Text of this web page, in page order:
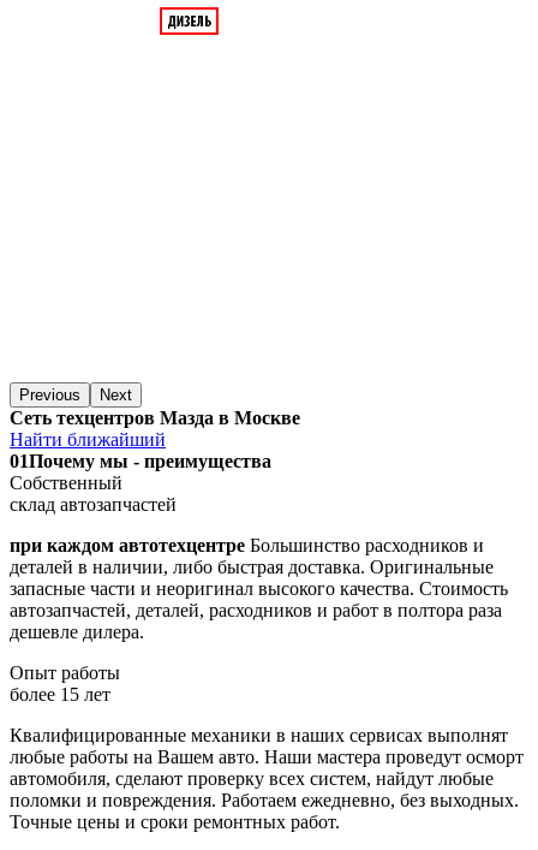
Previous Next
Сеть техцентров Мазда в Москве
Найти ближайший
01Почему мы - преимущества
Собственный
склад автозапчастей
при каждом автотехцентре Большинство расходников и
деталей в наличии, либо быстрая доставка. Оригинальные
запасные части и неоригинал высокого качества. Стоимость
автозапчастей, деталей, расходников и работ в полтора раза
дешевле дилера.
Опыт работы
более 15 лет
Квалифицированные механики в наших сервисах выполнят
любые работы на Вашем авто. Наши мастера проведут осморт
автомобиля, сделают проверку всех систем, найдут любые
поломки и повреждения. Работаем ежедневно, без выходных.
Точные цены и сроки ремонтных работ.